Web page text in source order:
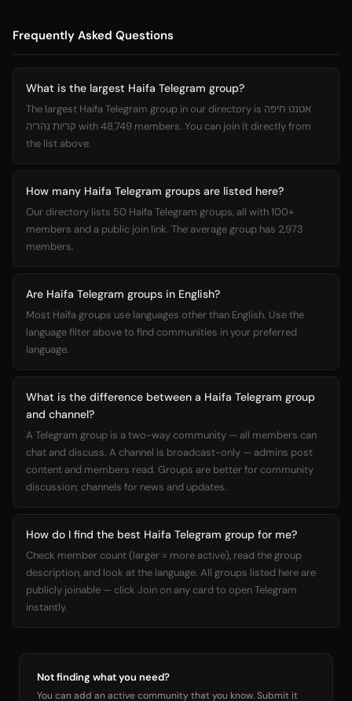
Frequently Asked Questions
What is the largest Haifa Telegram group?
The largest Haifa Telegram group in our directory is אטנט חיפה
קריות נהריה with 48,749 members. You can join it directly from
the list above.
How many Haifa Telegram groups are listed here?
Our directory lists 50 Haifa Telegram groups, all with 100+
members and a public join link. The average group has 2,973
members.
Are Haifa Telegram groups in English?
Most Haifa groups use languages other than English. Use the
language filter above to find communities in your preferred
language.
What is the difference between a Haifa Telegram group
and channel?
A Telegram group is a two-way community — all members can
chat and discuss. A channel is broadcast-only — admins post
content and members read. Groups are better for community
discussion; channels for news and updates.
How do I find the best Haifa Telegram group for me?
Check member count (larger = more active), read the group
description, and look at the language. All groups listed here are
publicly joinable — click Join on any card to open Telegram
instantly.
Not finding what you need?
You can add an active community that you know. Submit it